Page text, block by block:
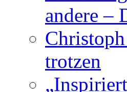
andere –
trotzen